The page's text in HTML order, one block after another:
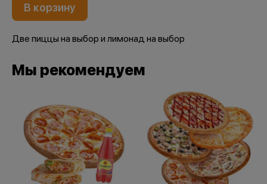
В корзину
Две пиццы на выбор и лимонад на выбор
Мы рекомендуем